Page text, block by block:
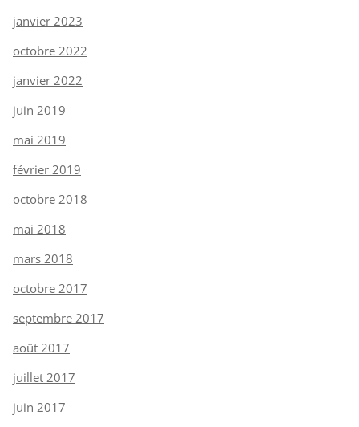
janvier 2023
octobre 2022
janvier 2022
juin 2019
mai 2019
février 2019
octobre 2018
mai 2018
mars 2018
octobre 2017
septembre 2017
août 2017
juillet 2017
juin 2017